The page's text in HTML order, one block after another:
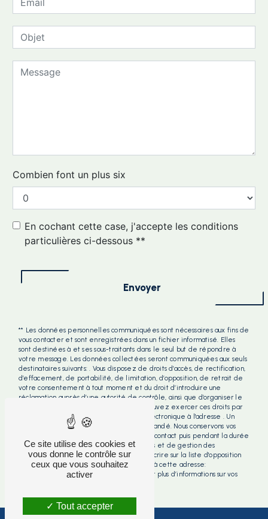
Combien font un plus six
En cochant cette case, j'accepte les conditions
particulières ci-dessous **
Envoyer
** Les données personnelles communiquées sont nécessaires aux fins de
vous contacter et sont enregistrées dans un fichier informatisé. Elles
sont destinées à et ses sous-traitants dans le seul but de répondre à
votre message. Les données collectées seront communiquées aux seuls
destinataires suivants: . Vous disposez de droits d’accès, de rectification,
d’effacement, de portabilité, de limitation, d’opposition, de retrait de
votre consentement à tout moment et du droit d’introduire une
réclamation auprès d’une autorité de contrôle, ainsi que d’organiser le
sort de vos données post-mortem. Vous pouvez exercer ces droits par
voie postale à l'adresse ou par courrier électronique à l'adresse . Un
justificatif d'identité pourra vous être demandé. Nous conservons vos
données pendant la période de prise de contact puis pendant la durée
de prescription légale aux fins probatoires et de gestion des
contentieux. Vous avez le droit de vous inscrire sur la liste d'opposition
au démarchage téléphonique, disponible à cette adresse:
. Consultez le site cnil.fr pour plus d’informations sur vos
Ce site utilise des cookies et
vous donne le contrôle sur
ceux que vous souhaitez
activer
Tout accepter